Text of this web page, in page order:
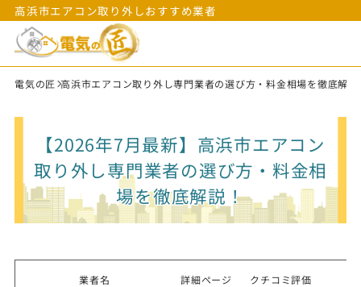
高浜市エアコン取り外しおすすめ業者
電気の匠 高浜市エアコン取り外し専門業者の選び方・料金相場を徹底解説
【2026年7月最新】高浜市エアコン
取り外し専門業者の選び方・料金相
場を徹底解説！
業者名 詳細ページ クチコミ評価